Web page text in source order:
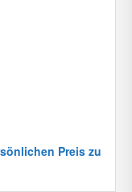
Preis zu